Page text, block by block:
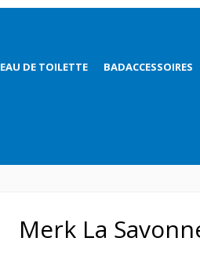
EAU DE TOILETTE BADACCESSOIRES
Merk La